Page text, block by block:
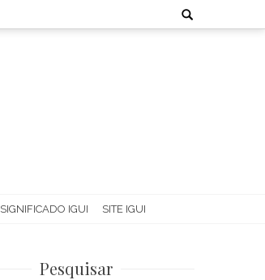
Search
for:
SIGNIFICADO IGUI SITE IGUI
Pesquisar